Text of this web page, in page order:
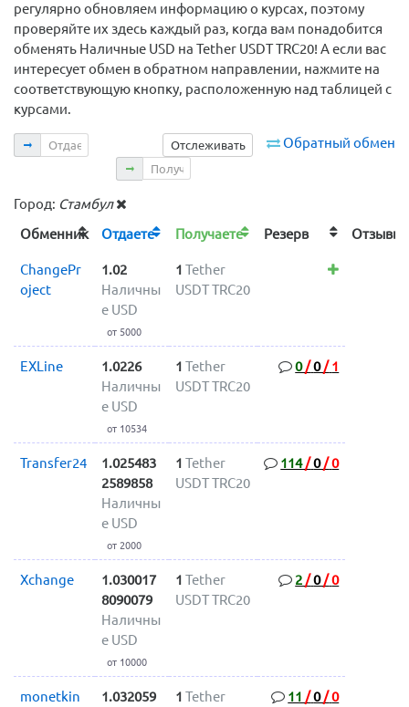
регулярно обновляем информацию о курсах, поэтому
проверяйте их здесь каждый раз, когда вам понадобится
обменять Наличные USD на Tether USDT TRC20! А если вас
интересует обмен в обратном направлении, нажмите на
соответствующую кнопку, расположенную над таблицей с
курсами.
Обратный обмен
Отслеживать
Отдаете
Получаете
Город: Стамбул
Обменник
Отдаете Получаете Резерв
ChangePr
oject
1.02
Наличны
е USD
от 5000
1 Tether
USDT TRC20
EXLine
1.0226
Наличны
е USD
от 10534
1 Tether
USDT TRC20
0/0/ 1
Transfer24
1.025483
2589858
Наличны
е USD
от 2000
1 Tether
USDT TRC20
114/0/0
Xchange
1.030017
8090079
Наличны
е USD
от 10000
1 Tether
USDT TRC20
2 /0/0
monetkin 1.032059 1 Tether 11 /0/0